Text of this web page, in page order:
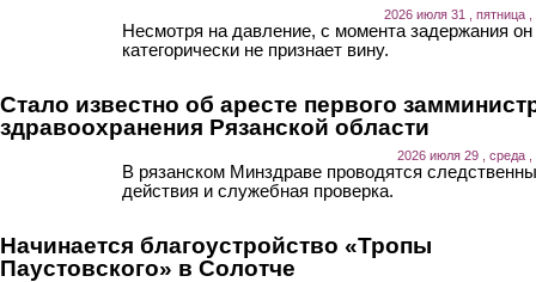
2026 июля 31 , пятница ,
Несмотря на давление, с момента задержания он
категорически не признает вину.
Стало известно об аресте первого
здравоохранения Рязанской области
2026 июля 29 , среда ,
В рязанском Минздраве проводятся
действия и служебная проверка.
Начинается благоустройство «Тропы
Паустовского» в Солотче